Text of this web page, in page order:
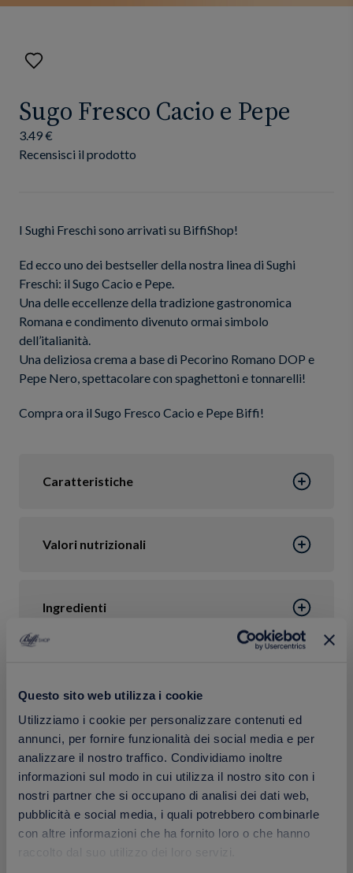
Questo sito web utilizza i cookie
Utilizziamo i cookie per personalizzare contenuti ed
annunci, per fornire funzionalità dei social media e per
analizzare il nostro traffico. Condividiamo inoltre
informazioni sul modo in cui utilizza il nostro sito con i
nostri partner che si occupano di analisi dei dati web,
pubblicità e social media, i quali potrebbero combinarle
con altre informazioni che ha fornito loro o che hanno
Aggiungi
Sugo Fresco Cacio e Pepe
3.49 €
Recensisci il prodotto
I Sughi Freschi sono arrivati su BiffiShop!
Ed ecco uno dei bestseller della nostra linea di Sughi
Freschi: il Sugo Cacio e Pepe.
Una delle eccellenze della tradizione gastronomica
Romana e condimento divenuto ormai simbolo
dell’italianità.
Una deliziosa crema a base di Pecorino Romano DOP e
Pepe Nero, spettacolare con spaghettoni e tonnarelli!
Compra ora il Sugo Fresco Cacio e Pepe Biffi!
Caratteristiche
Valori nutrizionali
Ingredienti
Calorie
Prodotti correlati